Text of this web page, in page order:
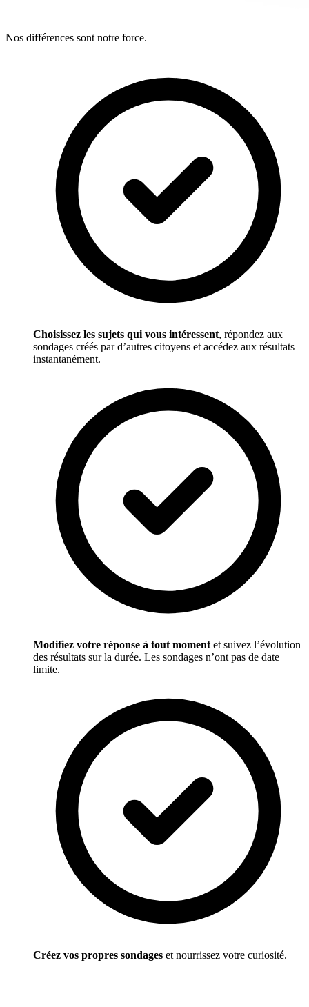
Nos différences sont notre force.
Choisissez les sujets qui vous intéressent, répondez aux
sondages créés par d’autres citoyens et accédez aux résultats
instantanément.
Modifiez votre réponse à tout moment et suivez l’évolution
des résultats sur la durée. Les sondages n’ont pas de date
limite.
Créez vos propres sondages et nourrissez votre curiosité.